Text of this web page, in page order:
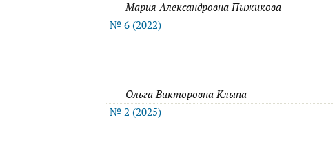
Мария Александровна Пыжикова
№ 6 (2022)
Ольга Викторовна Клыпа
№ 2 (2025)